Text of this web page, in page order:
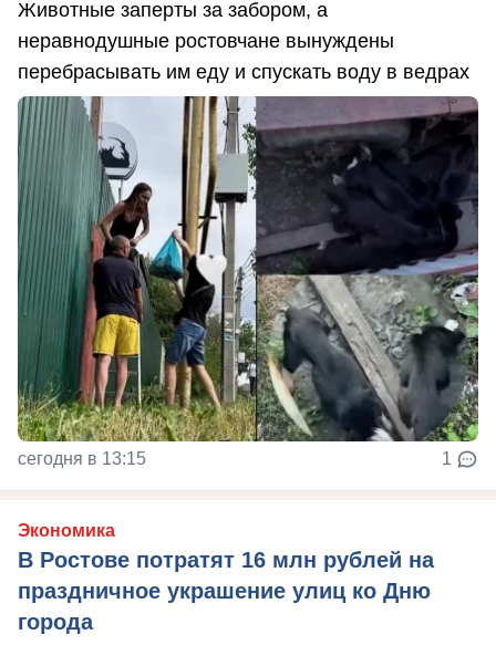
Животные заперты за забором, а
неравнодушные ростовчане вынуждены
перебрасывать им еду и спускать воду в ведрах
сегодня в 13:15 1
Экономика
В Ростове потратят 16 млн рублей на
праздничное украшение улиц ко Дню
города